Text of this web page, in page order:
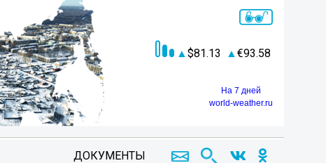
81.13 93.58
На 7 дней
world-weather.ru
ДОКУМЕНТЫ